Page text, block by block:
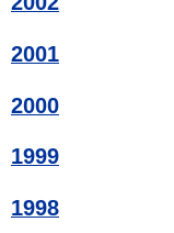
2001
2000
1999
1998